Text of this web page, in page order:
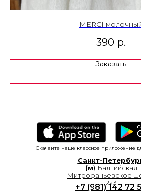
MERCI
390 р.
Заказать
Санкт-
(м) Балтийская
Митрофаньевское
2к3
+7 (981) 142 72
Скачайте наше классное приложение